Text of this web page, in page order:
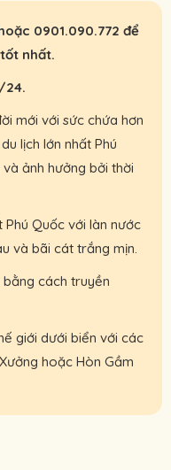
0901.090.772 để
nhất.
24.
mới với sức chứa hơn
lịch lớn nhất Phú
ảnh hưởng bởi thời
Quốc với làn nước
và bãi cát trắng mịn.
cách truyền
giới dưới biển với các
hoặc Hòn Gầm